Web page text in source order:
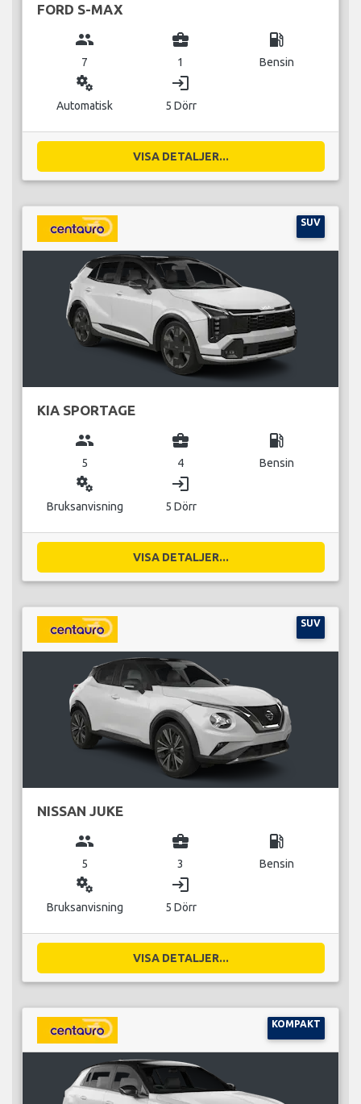
FORD S-MAX
group
7
business_center
1
local_gas_station
Bensin
miscellaneous_services
Automatisk
login
5 Dörr
VISA DETALJER...
SUV
KIA SPORTAGE
group
5
business_center
4
local_gas_station
Bensin
miscellaneous_services
Bruksanvisning
login
5 Dörr
VISA DETALJER...
SUV
NISSAN JUKE
group
5
business_center
3
local_gas_station
Bensin
miscellaneous_services
Bruksanvisning
login
5 Dörr
VISA DETALJER...
KOMPAKT